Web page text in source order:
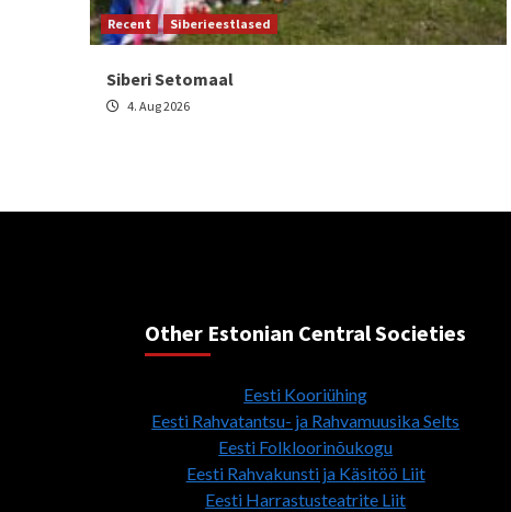
Recent Siberieestlased
Siberi Setomaal
4. Aug 2026
Other Estonian Central Societies
Eesti Kooriühing
Eesti Rahvatantsu- ja Rahvamuusika Selts
Eesti Folkloorinõukogu
Eesti Rahvakunsti ja Käsitöö Liit
Eesti Harrastusteatrite Liit